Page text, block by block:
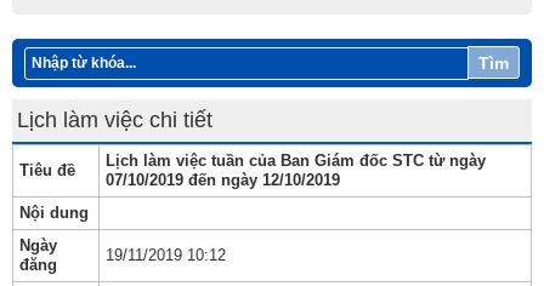
Tìm
Lịch làm việc chi tiết
Tiêu đề
Lịch làm việc tuần của Ban Giám đốc STC từ ngày
07/10/2019 đến ngày 12/10/2019
Nội dung
Ngày
đăng
19/11/2019 10:12